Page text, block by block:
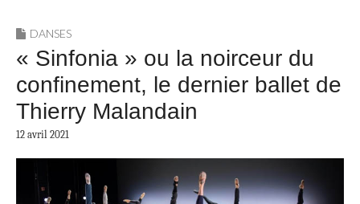
DANSES
« Sinfonia » ou la noirceur du
confinement, le dernier ballet de
Thierry Malandain
12 avril 2021